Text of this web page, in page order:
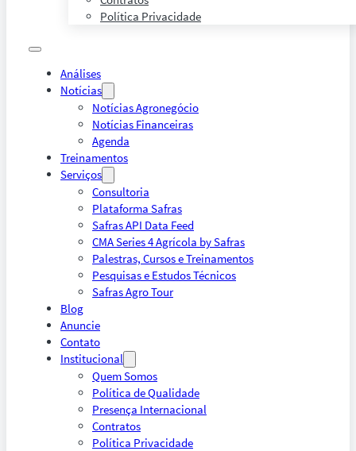
Política Privacidade
Análises
Notícias
Notícias Agronegócio
Notícias Financeiras
Agenda
Treinamentos
Serviços
Consultoria
Plataforma Safras
Safras API Data Feed
CMA Series 4 Agrícola by Safras
Palestras, Cursos e Treinamentos
Pesquisas e Estudos Técnicos
Safras Agro Tour
Blog
Anuncie
Contato
Institucional
Quem Somos
Política de Qualidade
Presença Internacional
Contratos
Política Privacidade